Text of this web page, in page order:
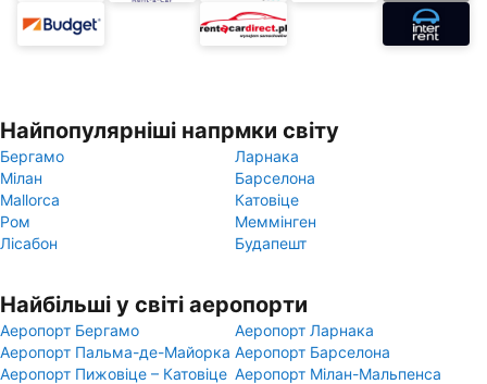
Найпопулярніші напрмки світу
Бергамо
Ларнака
Мілан
Барселона
Mallorca
Катовіце
Ром
Меммінген
Лісабон
Будапешт
Найбільші у світі аеропорти
Аеропорт Бергамо
Аеропорт Ларнака
Аеропорт Пальма-де-Майорка Аеропорт Барселона
Аеропорт Пижовіце – Катовіце Аеропорт Мілан-Мальпенса